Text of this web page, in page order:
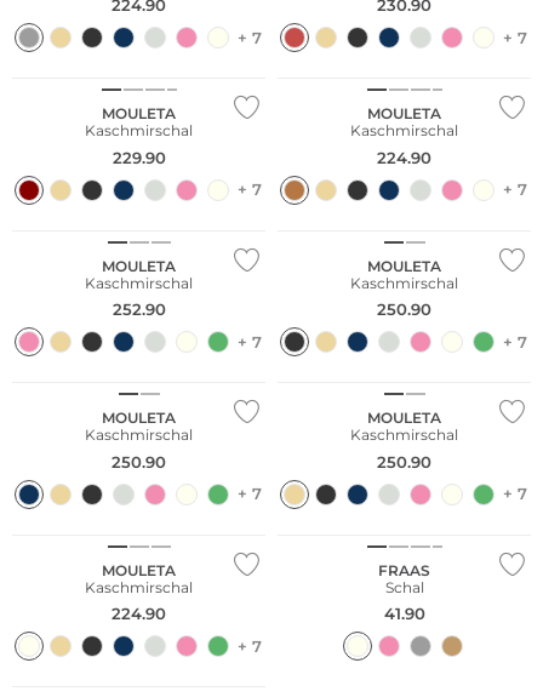
224.90
+ 7
230.90
+ 7
Kaschmir
MOULETA
Kaschmirschal
229.90
+ 7
Kaschmir
MOULETA
Kaschmirschal
224.90
+ 7
Kaschmir
MOULETA
Kaschmirschal
252.90
+ 7
Kaschmir
MOULETA
Kaschmirschal
250.90
+ 7
Kaschmir
MOULETA
Kaschmirschal
250.90
+ 7
Kaschmir
MOULETA
Kaschmirschal
250.90
+ 7
Kaschmir
MOULETA
Kaschmirschal
224.90
+ 7
FRAAS
Schal
41.90